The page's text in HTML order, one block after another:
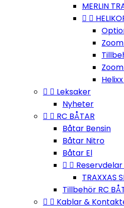
MERLIN
 
  Leksaker
Nyheter
  RC BÅTAR
Båtar Bensin
Båtar Nitro
Båtar El
 
TRAXXAS
Tillbehör RC
  Kablar &